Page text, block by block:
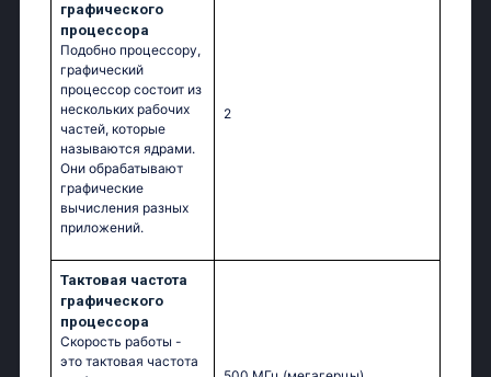
графического
процессора
Подобно процессору,
графический
процессор состоит из
нескольких рабочих
частей, которые
называются ядрами.
Они обрабатывают
графические
вычисления разных
приложений.
2
Тактовая частота
графического
процессора
Скорость работы -
это тактовая частота